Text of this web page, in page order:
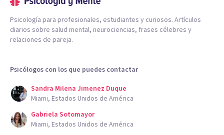
Psicología para profesionales, estudiantes y curiosos. Artículos
diarios sobre salud mental, neurociencias, frases célebres y
relaciones de pareja.
Psicólogos con los que puedes contactar
Sandra Milena Jimenez Duque
Miami, Estados Unidos de América
Gabriela Sotomayor
Miami, Estados Unidos de América